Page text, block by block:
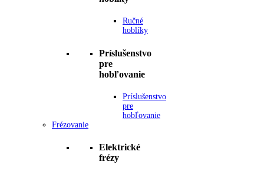
Ručné
hoblíky
Príslušenstvo
pre
hobľovanie
Príslušenstvo
pre
hobľovanie
Frézovanie
Elektrické
frézy